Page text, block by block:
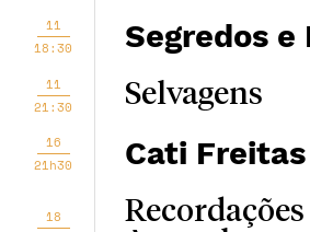
11
18:30
Segredos
11
21:30
Selvagens
16
21h30
Cati Freitas
18
Recordações